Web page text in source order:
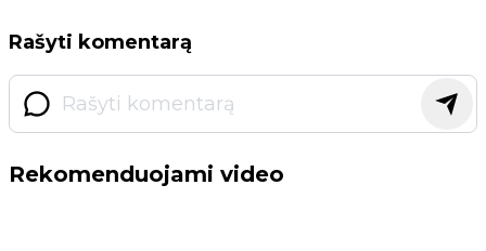
Rašyti komentarą
Rekomenduojami video